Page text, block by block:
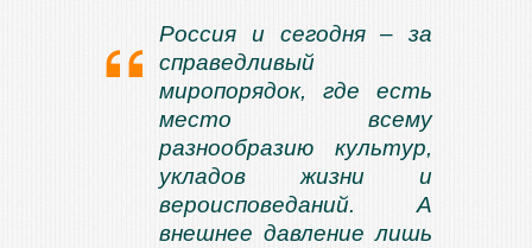
Россия и сегодня – за
справедливый
миропорядок, где есть
место всему
разнообразию культур,
укладов жизни и
вероисповеданий. А
внешнее давление лишь